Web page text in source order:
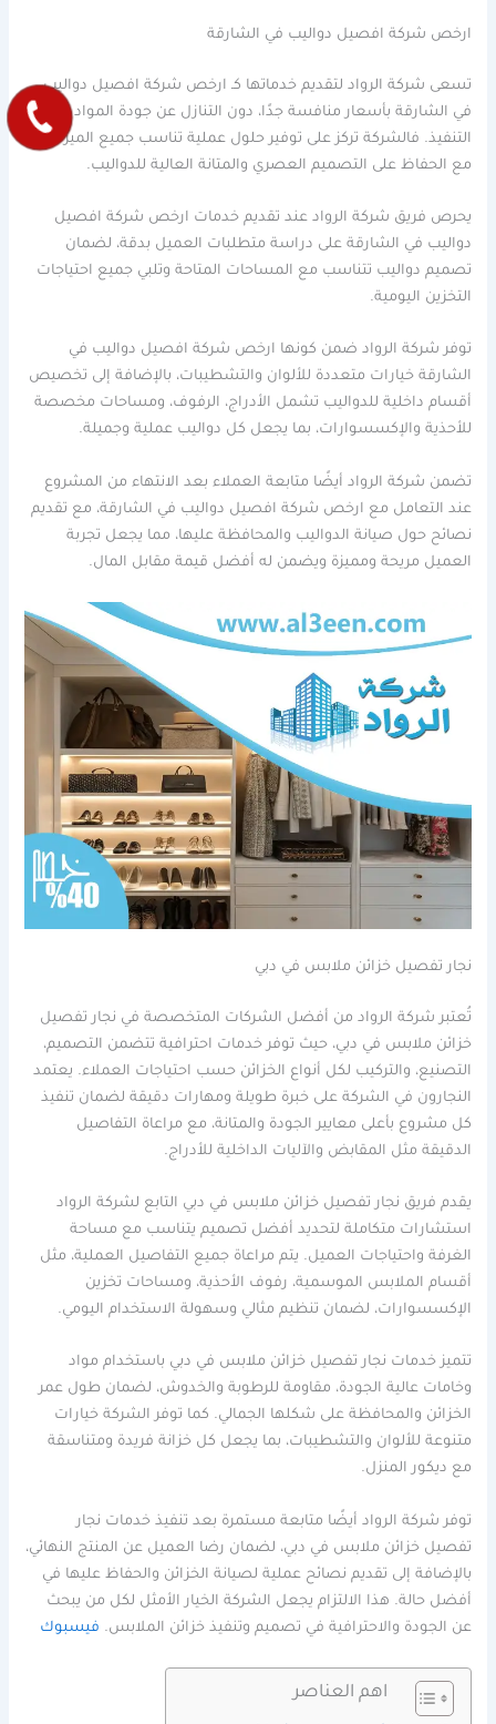
ارخص شركة افصيل دواليب في الشارقة
تسعى شركة الرواد لتقديم خدماتها كـ ارخص شركة افصيل دواليب
في الشارقة بأسعار منافسة جدًا، دون التنازل عن جودة المواد أو دقة
التنفيذ. فالشركة تركز على توفير حلول عملية تناسب جميع الميزانيات
مع الحفاظ على التصميم العصري والمتانة العالية للدواليب.
يحرص فريق شركة الرواد عند تقديم خدمات ارخص شركة افصيل
دواليب في الشارقة على دراسة متطلبات العميل بدقة، لضمان
تصميم دواليب تتناسب مع المساحات المتاحة وتلبي جميع احتياجات
التخزين اليومية.
توفر شركة الرواد ضمن كونها ارخص شركة افصيل دواليب في
الشارقة خيارات متعددة للألوان والتشطيبات، بالإضافة إلى تخصيص
أقسام داخلية للدواليب تشمل الأدراج، الرفوف، ومساحات مخصصة
للأحذية والإكسسوارات، بما يجعل كل دواليب عملية وجميلة.
تضمن شركة الرواد أيضًا متابعة العملاء بعد الانتهاء من المشروع
عند التعامل مع ارخص شركة افصيل دواليب في الشارقة، مع تقديم
نصائح حول صيانة الدواليب والمحافظة عليها، مما يجعل تجربة
العميل مريحة ومميزة ويضمن له أفضل قيمة مقابل المال.
نجار تفصيل خزائن ملابس في دبي
تُعتبر شركة الرواد من أفضل الشركات المتخصصة في نجار تفصيل
خزائن ملابس في دبي، حيث توفر خدمات احترافية تتضمن التصميم،
التصنيع، والتركيب لكل أنواع الخزائن حسب احتياجات العملاء. يعتمد
النجارون في الشركة على خبرة طويلة ومهارات دقيقة لضمان تنفيذ
كل مشروع بأعلى معايير الجودة والمتانة، مع مراعاة التفاصيل
الدقيقة مثل المقابض والآليات الداخلية للأدراج.
يقدم فريق نجار تفصيل خزائن ملابس في دبي التابع لشركة الرواد
استشارات متكاملة لتحديد أفضل تصميم يتناسب مع مساحة
الغرفة واحتياجات العميل. يتم مراعاة جميع التفاصيل العملية، مثل
أقسام الملابس الموسمية، رفوف الأحذية، ومساحات تخزين
الإكسسوارات، لضمان تنظيم مثالي وسهولة الاستخدام اليومي.
تتميز خدمات نجار تفصيل خزائن ملابس في دبي باستخدام مواد
وخامات عالية الجودة، مقاومة للرطوبة والخدوش، لضمان طول عمر
الخزائن والمحافظة على شكلها الجمالي. كما توفر الشركة خيارات
متنوعة للألوان والتشطيبات، بما يجعل كل خزانة فريدة ومتناسقة
مع ديكور المنزل.
توفر شركة الرواد أيضًا متابعة مستمرة بعد تنفيذ خدمات نجار
تفصيل خزائن ملابس في دبي، لضمان رضا العميل عن المنتج النهائي،
بالإضافة إلى تقديم نصائح عملية لصيانة الخزائن والحفاظ عليها في
أفضل حالة. هذا الالتزام يجعل الشركة الخيار الأمثل لكل من يبحث
عن الجودة والاحترافية في تصميم وتنفيذ خزائن الملابس. فيسبوك
اهم العناصر